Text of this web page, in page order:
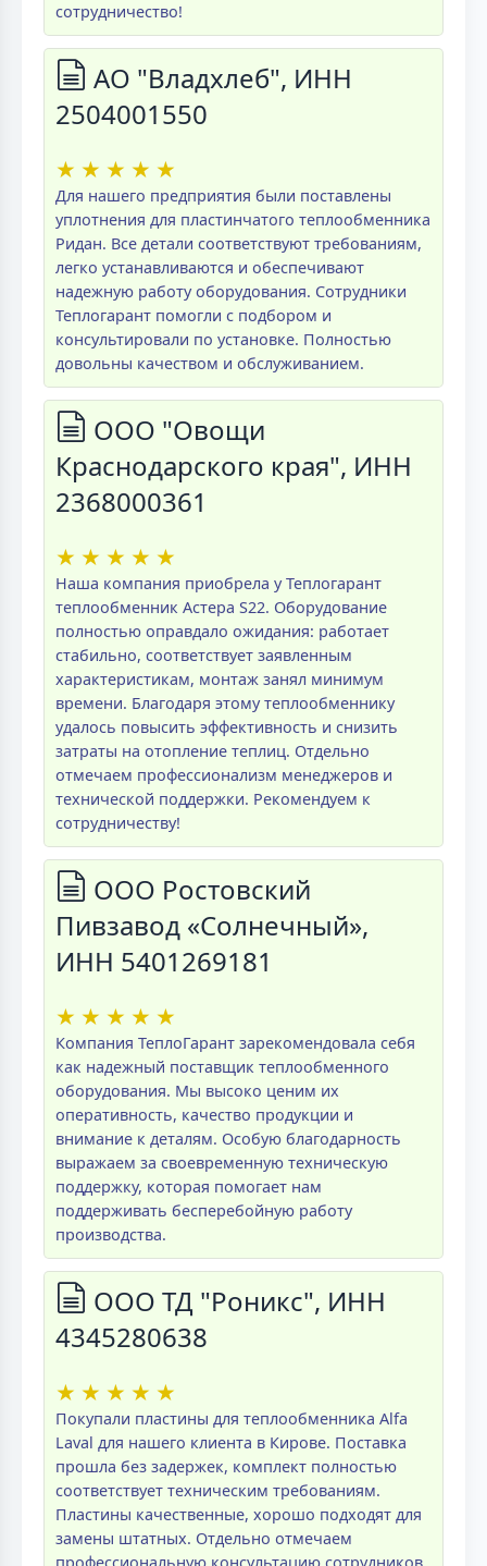
сотрудничество!
АО "Владхлеб", ИНН
2504001550
★ ★ ★ ★ ★
Для нашего предприятия были поставлены
уплотнения для пластинчатого теплообменника
Ридан. Все детали соответствуют требованиям,
легко устанавливаются и обеспечивают
надежную работу оборудования. Сотрудники
Теплогарант помогли с подбором и
консультировали по установке. Полностью
довольны качеством и обслуживанием.
ООО "Овощи
Краснодарского края", ИНН
2368000361
★ ★ ★ ★ ★
Наша компания приобрела у Теплогарант
теплообменник Астера S22. Оборудование
полностью оправдало ожидания: работает
стабильно, соответствует заявленным
характеристикам, монтаж занял минимум
времени. Благодаря этому теплообменнику
удалось повысить эффективность и снизить
затраты на отопление теплиц. Отдельно
отмечаем профессионализм менеджеров и
технической поддержки. Рекомендуем к
сотрудничеству!
ООО Ростовский
Пивзавод «Солнечный»,
ИНН 5401269181
★ ★ ★ ★ ★
Компания ТеплоГарант зарекомендовала себя
как надежный поставщик теплообменного
оборудования. Мы высоко ценим их
оперативность, качество продукции и
внимание к деталям. Особую благодарность
выражаем за своевременную техническую
поддержку, которая помогает нам
поддерживать бесперебойную работу
производства.
ООО ТД "Роникс", ИНН
4345280638
★ ★ ★ ★ ★
Покупали пластины для теплообменника Alfa
Laval для нашего клиента в Кирове. Поставка
прошла без задержек, комплект полностью
соответствует техническим требованиям.
Пластины качественные, хорошо подходят для
замены штатных. Отдельно отмечаем